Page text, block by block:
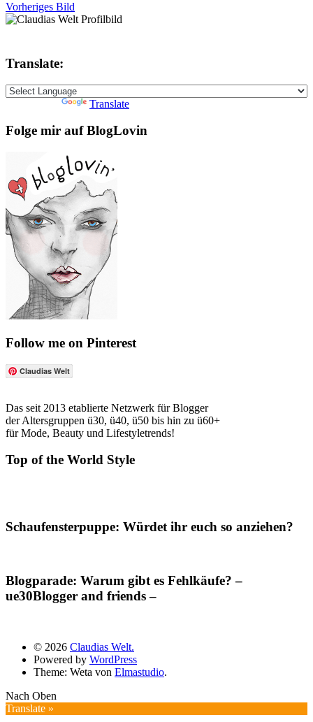
Vorheriges Bild
Translate:
Translate
Folge mir auf BlogLovin
Follow me on Pinterest
Claudias Welt
Das seit 2013 etablierte Netzwerk für Blogger
der Altersgruppen ü30, ü40, ü50 bis hin zu ü60+
für Mode, Beauty und Lifestyletrends!
Top of the World Style
Schaufensterpuppe: Würdet ihr euch so anziehen?
Blogparade: Warum gibt es Fehlkäufe? –
ue30Blogger and friends –
© 2026 Claudias Welt.
Powered by WordPress
Theme: Weta von Elmastudio.
Nach Oben
Translate »